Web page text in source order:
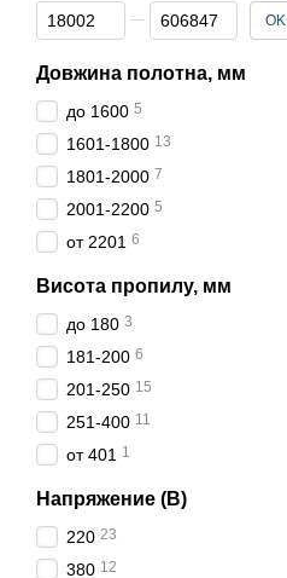
От Цена, грн
До Цена, грн OK
Довжина полотна, мм
до 1600 5
1601-1800 13
1801-2000 7
2001-2200 5
от 2201 6
Висота пропилу, мм
до 180 3
181-200 6
201-250 15
251-400 11
от 401 1
Напряжение (В)
220 23
380 12